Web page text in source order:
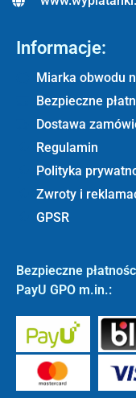
Informacje:
Miarka obwodu
Bezpieczne
Dostawa
Regulamin
Polityka
Zwroty i
GPSR
Bezpieczne
PayU GPO m.in.: